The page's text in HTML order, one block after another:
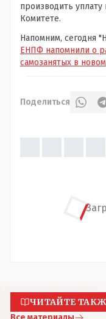
производить уплату
Комитете.
Напомним, сегодня
ЕНПФ напомнили о
самозанятых в
Поделиться
ЧИТАЙТЕ